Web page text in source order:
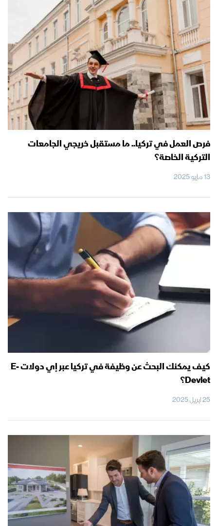
فرص العمل في تركيا.. ما مستقبل خريجي الجامعات
التركية الخاصة؟
13 مايو 2025
كيف يمكنك البحث عن وظيفة في تركيا عبر إي دولات E-
Devlet؟
25 ابريل 2025